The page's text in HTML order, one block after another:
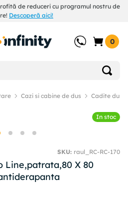
de reduceri cu programul nostru de
Descoperă aici!
0
Cazi si cabine de dus Cadite dus
In stoc
SKU: raul_RC-RC-170
Line,patrata,80 X 80